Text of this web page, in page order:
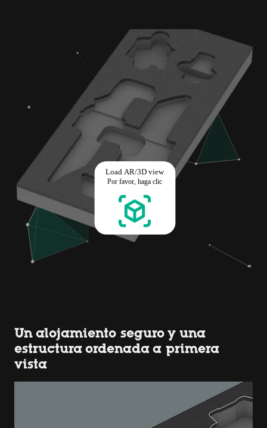
Un alojamiento seguro y una
estructura ordenada a primera
vista